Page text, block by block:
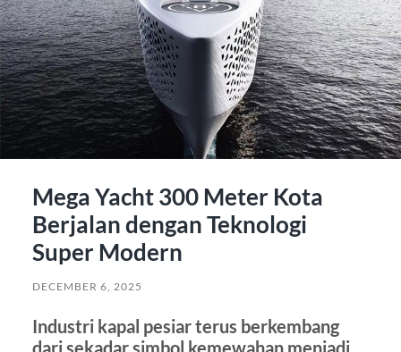
Mega Yacht 300 Meter Kota
Berjalan dengan Teknologi
Super Modern
DECEMBER 6, 2025
Industri kapal pesiar terus berkembang
dari sekadar simbol kemewahan menjadi